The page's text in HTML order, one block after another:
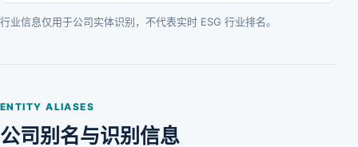
行业信息仅用于公司实体识别，不代表实时 ESG 行业排名。
ENTITY ALIASES
公司别名与识别信息